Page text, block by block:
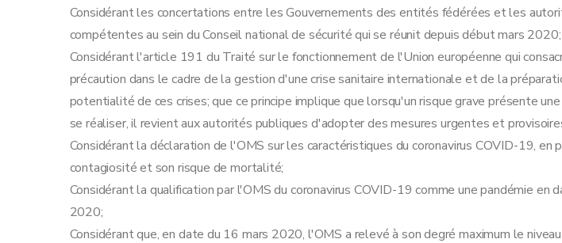
Considérant les concertations entre les Gouvernements des entités fédérées et les
compétentes au sein du Conseil national de sécurité qui se réunit depuis début mars 2020;
Considérant l'article 191 du Traité sur le fonctionnement de l'Union européenne qui
précaution dans le cadre de la gestion d'une crise sanitaire internationale et de la
potentialité de ces crises; que ce principe implique que lorsqu'un risque grave présente
se réaliser, il revient aux autorités publiques d'adopter des mesures urgentes et
Considérant la déclaration de l'OMS sur les caractéristiques du coronavirus COVID-19, en
contagiosité et son risque de mortalité;
Considérant la qualification par l'OMS du coronavirus COVID-19 comme une pandémie en
2020;
Considérant que, en date du 16 mars 2020, l'OMS a relevé à son degré maximum le